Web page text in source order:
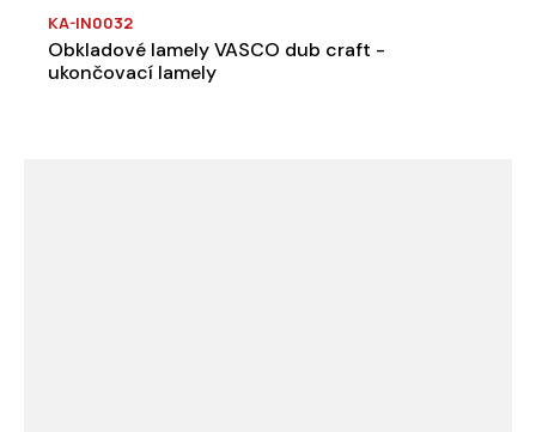
KA-IN0032
Obkladové lamely VASCO dub craft -
ukončovací lamely